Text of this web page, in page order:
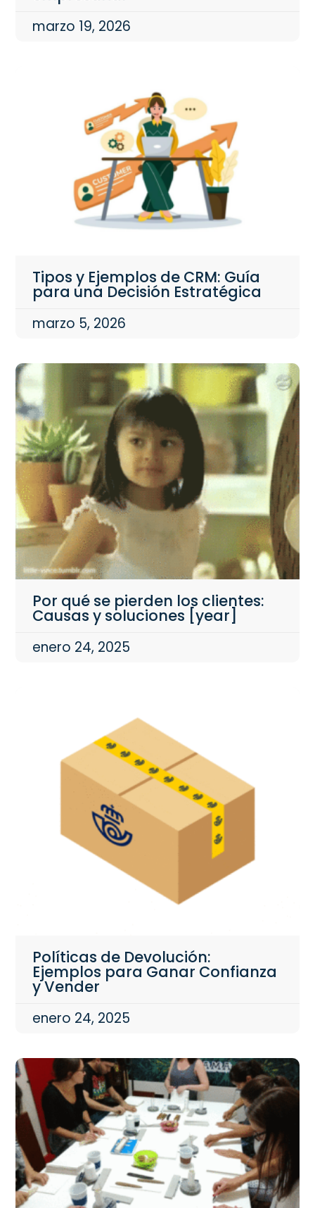
marzo 19, 2026
Tipos y Ejemplos de CRM: Guía
para una Decisión Estratégica
marzo 5, 2026
Por qué se pierden los clientes:
Causas y soluciones [year]
enero 24, 2025
Políticas de Devolución:
Ejemplos para Ganar Confianza
y Vender
enero 24, 2025